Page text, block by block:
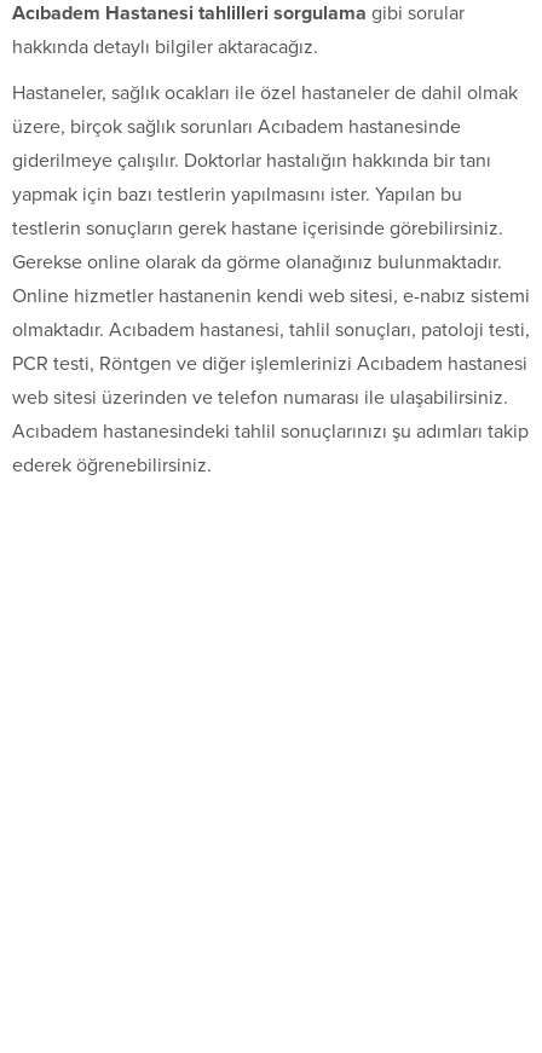
Acıbadem Hastanesi tahlilleri sorgulama gibi sorular
hakkında detaylı bilgiler aktaracağız.
Hastaneler, sağlık ocakları ile özel hastaneler de dahil olmak
üzere, birçok sağlık sorunları Acıbadem hastanesinde
giderilmeye çalışılır. Doktorlar hastalığın hakkında bir tanı
yapmak için bazı testlerin yapılmasını ister. Yapılan bu
testlerin sonuçların gerek hastane içerisinde görebilirsiniz.
Gerekse online olarak da görme olanağınız bulunmaktadır.
Online hizmetler hastanenin kendi web sitesi, e-nabız sistemi
olmaktadır. Acıbadem hastanesi, tahlil sonuçları, patoloji testi,
PCR testi, Röntgen ve diğer işlemlerinizi Acıbadem hastanesi
web sitesi üzerinden ve telefon numarası ile ulaşabilirsiniz.
Acıbadem hastanesindeki tahlil sonuçlarınızı şu adımları takip
ederek öğrenebilirsiniz.